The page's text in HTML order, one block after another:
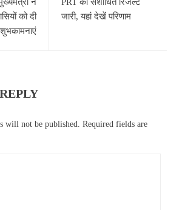
को दी
शुभकामनाएं
जारी, यहां देखें परिणाम
will not be published. Required fields are